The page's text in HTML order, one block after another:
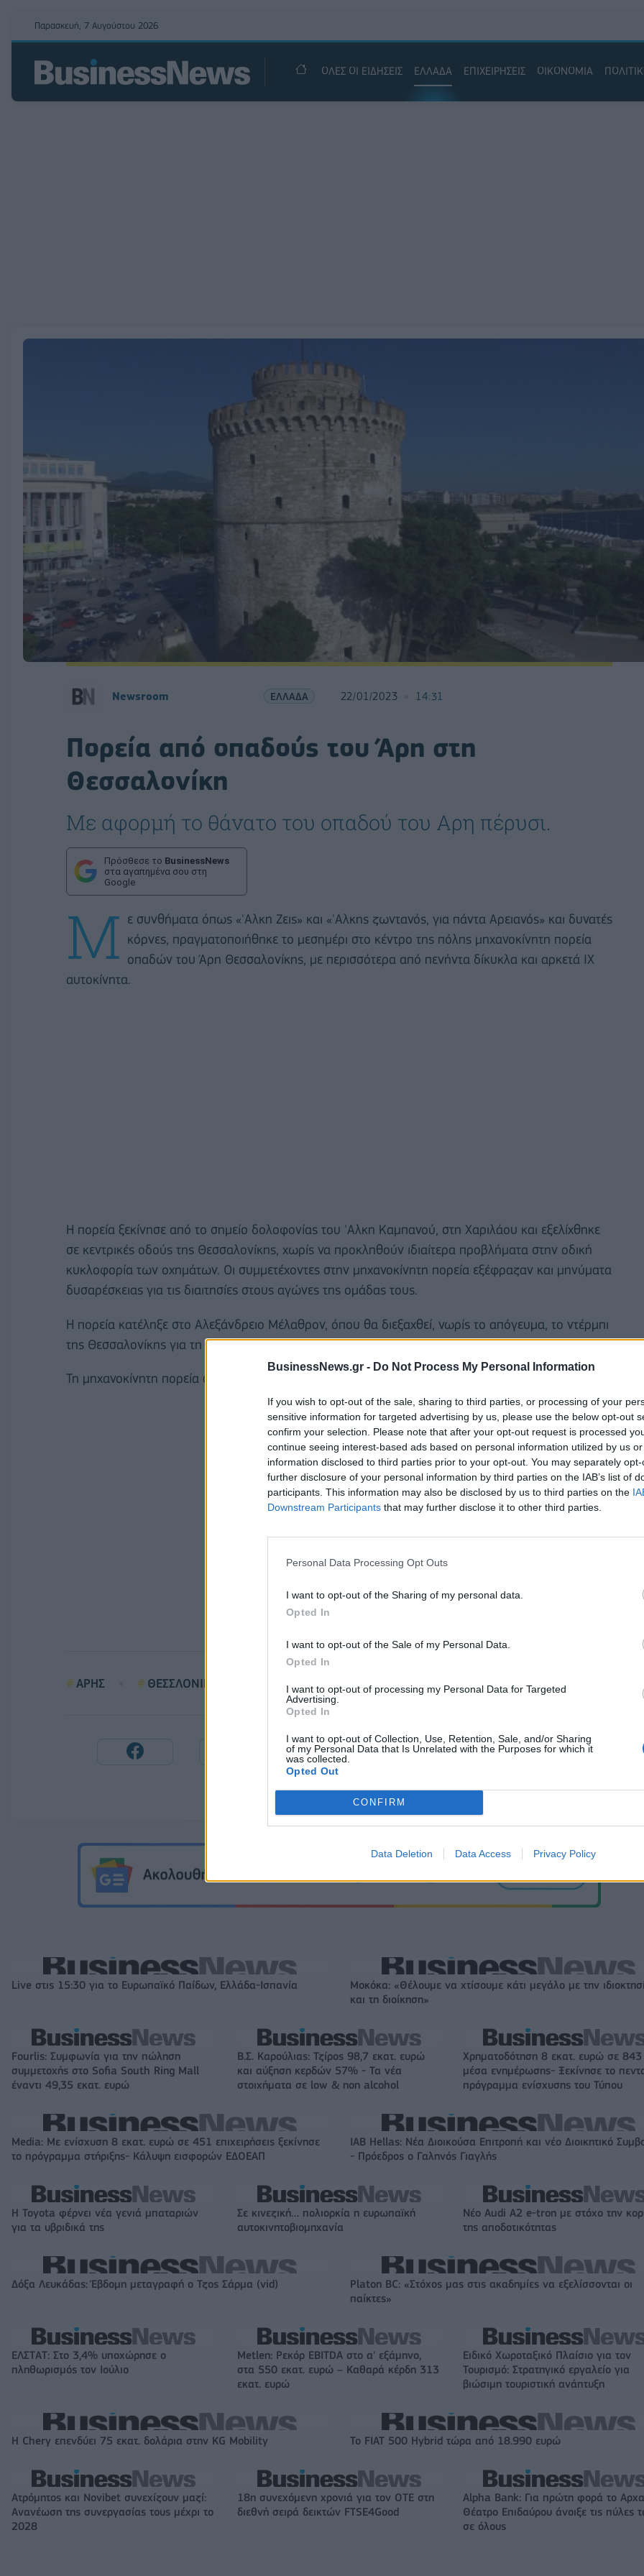
BusinessNews.gr - Do Not Process My Personal Information
If you wish to opt-out of the sale, sharing to third parties, or processing of your
sensitive information for targeted advertising by us, please use the below opt-out
confirm your selection. Please note that after your opt-out request is processed
continue seeing interest-based ads based on personal information utilized by us
information disclosed to third parties prior to your opt-out. You may separately
further disclosure of your personal information by third parties on the IAB’s list of
participants. This information may also be disclosed by us to third parties on the
Downstream Participants that may further disclose it to other third parties.
Personal Data Processing Opt Outs
I want to opt-out of the Sharing of my personal data.
Opted In
I want to opt-out of the Sale of my Personal Data.
Opted In
I want to opt-out of processing my Personal Data for Targeted
Advertising.
Opted In
I want to opt-out of Collection, Use, Retention, Sale, and/or Sharing
of my Personal Data that Is Unrelated with the Purposes for which it
was collected.
Opted Out
CONFIRM
Data Deletion Data Access Privacy Policy
Παρασκευή, 7 Αυγούστου 2026
ΟΛΕΣ ΟΙ ΕΙΔΗΣΕΙΣ ΕΛΛΑΔΑ ΕΠΙΧΕΙΡΗΣΕΙΣ ΟΙΚΟΝΟΜΙΑ
Newsroom ΕΛΛΑΔΑ 22/01/2023 14:31
Πορεία από οπαδούς του Άρη στη
Θεσσαλονίκη
Με αφορμή το θάνατο του οπαδού του Αρη πέρυσι.
Πρόσθεσε το BusinessNews
στα αγαπημένα σου στη
Google
Μ ε συνθήματα όπως «'Αλκη Ζεις» και «'Αλκης ζωντανός, για πάντα Αρειανός» και δυνατές
κόρνες, πραγματοποιήθηκε το μεσημέρι στο κέντρο της πόλης μηχανοκίνητη πορεία
οπαδών του Άρη Θεσσαλονίκης, με περισσότερα από πενήντα δίκυκλα και αρκετά ΙΧ
αυτοκίνητα.
Η πορεία ξεκίνησε από το σημείο δολοφονίας του 'Αλκη Καμπανού, στη Χαριλάου και εξελίχθηκε
σε κεντρικές οδούς της Θεσσαλονίκης, χωρίς να προκληθούν ιδιαίτερα προβλήματα στην οδική
κυκλοφορία των οχημάτων. Οι συμμετέχοντες στην μηχανοκίνητη πορεία εξέφραζαν και μηνύματα
δυσαρέσκειας για τις διαιτησίες στους αγώνες της ομάδας τους.
Η πορεία κατέληξε στο Αλεξάνδρειο Μέλαθρον, όπου θα διεξαχθεί, νωρίς το απόγευμα, το ντέρμπι
της Θεσσαλονίκης για τη Basket League ανάμεσα στον 'Αρη και τον ΠΑΟΚ.
Τη μηχανοκίνητη πορεία συνόδευαν διακριτικά άνδρες της ομάδας ΔΙΑΣ.
ΑΡΗΣ ΘΕΣΣΛΟΝΙΚΗ ΠΟΡΕΙΑ
Live στις 15:30 για το Ευρωπαϊκό Παίδων, Ελλάδα-Ισπανία
Μοκόκα: «Θέλουμε να χτίσουμε κάτι μεγάλο με την
και τη διοίκηση»
Fourlis: Συμφωνία για την πώληση
συμμετοχής στο Sofia South Ring Mall
έναντι 49,35 εκατ. ευρώ
Β.Σ. Καρούλιας: Τζίρος 98,7 εκατ. ευρώ
και αύξηση κερδών 57% - Τα νέα
στοιχήματα σε low & non alcohol
Χρηματοδότηση 8 εκατ. ευρώ σε 843
μέσα ενημέρωσης- Ξεκίνησε το
πρόγραμμα ενίσχυσης του Τύπου
Media: Με ενίσχυση 8 εκατ. ευρώ σε 451 επιχειρήσεις ξεκίνησε
το πρόγραμμα στήριξης- Κάλυψη εισφορών ΕΔΟΕΑΠ
IAB Hellas: Νέα Διοικούσα Επιτροπή και νέο Διοικητικό
- Πρόεδρος ο Γαληνός Γιαγλής
Η Toyota φέρνει νέα γενιά μπαταριών
για τα υβριδικά της
Σε κινεζική… πολιορκία η ευρωπαϊκή
αυτοκινητοβιομηχανία
Νέο Audi A2 e-tron με στόχο την
της αποδοτικότητας
Δόξα Λευκάδας: Έβδομη μεταγραφή ο Τζος Σάρμα (vid)
Platon BC: «Στόχος μας στις ακαδημίες να εξελίσσονται οι
παίκτες»
ΕΛΣΤΑΤ: Στο 3,4% υποχώρησε ο
πληθωρισμός τον Ιούλιο
Metlen: Ρεκόρ EBITDA στο α' εξάμηνο,
στα 550 εκατ. ευρώ – Καθαρά κέρδη 313
εκατ. ευρώ
Ειδικό Χωροταξικό Πλαίσιο για τον
Τουρισμό: Στρατηγικό εργαλείο για
βιώσιμη τουριστική ανάπτυξη
Η Chery επενδύει 75 εκατ. δολάρια στην KG Mobility Το FIAT 500 Hybrid τώρα από 18.990 ευρώ
Ατρόμητος και Novibet συνεχίζουν μαζί:
Ανανέωση της συνεργασίας τους μέχρι το
2028
18η συνεχόμενη χρονιά για τον ΟΤΕ στη
διεθνή σειρά δεικτών FTSE4Good
Alpha Bank: Για πρώτη φορά το
Θέατρο Επιδαύρου άνοιξε τις πύλες
σε όλους